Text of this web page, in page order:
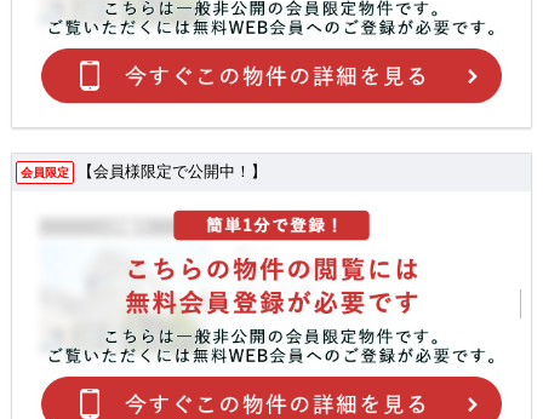
会員限定 【会員様限定で公開中！】